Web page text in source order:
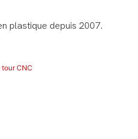
plastique depuis 2007.